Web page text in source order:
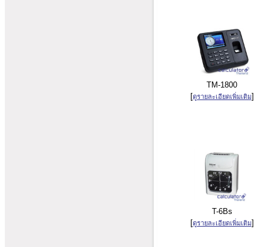
TM-1800
[ดูรายละเอียดเพิ่มเติม]
T-6Bs
[ดูรายละเอียดเพิ่มเติม]